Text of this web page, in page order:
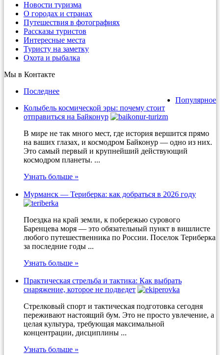
Новости туризма
О городах и странах
Путешествия в фотографиях
Рассказы туристов
Интересные места
Туристу на заметку
Охота и рыбалка
Мы в Контакте
Последнее
Популярное
Колыбель космической эры: почему стоит
отправиться на Байконур
В мире не так много мест, где история вершится прямо
на ваших глазах, и космодром Байконур — одно из них.
Это самый первый и крупнейший действующий
космодром планеты. ...
Узнать больше »
Мурманск — Териберка: как добраться в 2026 году
Поездка на край земли, к побережью сурового
Баренцева моря — это обязательный пункт в вишлисте
любого путешественника по России. Поселок Териберка
за последние годы ...
Узнать больше »
Практическая стрельба и тактика: Как выбрать
снаряжение, которое не подведет
Стрелковый спорт и тактическая подготовка сегодня
переживают настоящий бум. Это не просто увлечение, а
целая культура, требующая максимальной
концентрации, дисциплины ...
Узнать больше »